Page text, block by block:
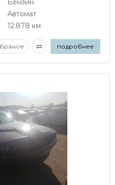
Бензин
Автомат
12.878 км
подробнее